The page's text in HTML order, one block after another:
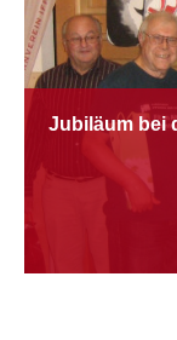
Jubiläum bei